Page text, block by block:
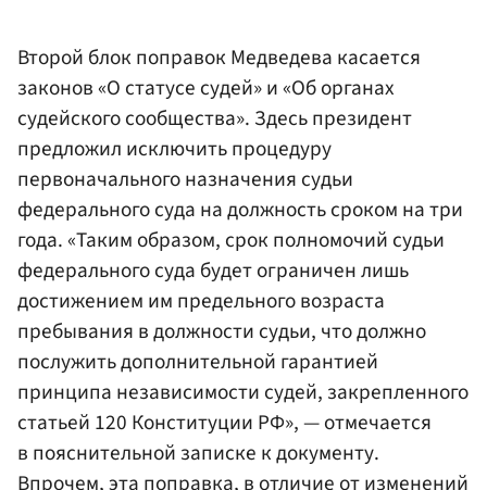
Второй блок поправок Медведева касается
законов «О статусе судей» и «Об органах
судейского сообщества». Здесь президент
предложил исключить процедуру
первоначального назначения судьи
федерального суда на должность сроком на три
года. «Таким образом, срок полномочий судьи
федерального суда будет ограничен лишь
достижением им предельного возраста
пребывания в должности судьи, что должно
послужить дополнительной гарантией
принципа независимости судей, закрепленного
статьей 120 Конституции РФ», — отмечается
в пояснительной записке к документу.
Впрочем, эта поправка, в отличие от изменений